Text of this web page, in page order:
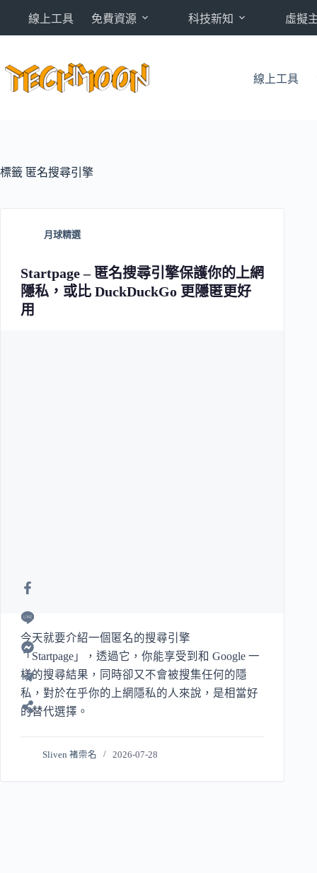
內
線上工具 免費資源 科技新知 虛擬
線上工具
標籤 匿名搜尋引擎
月球精選
Startpage – 匿名搜尋引擎保護你的上網
隱私，或比 DuckDuckGo 更隱匿更好
用
今天就要介紹一個匿名的搜尋引擎
「Startpage」，透過它，你能享受到和 Google 一
樣的搜尋結果，同時卻又不會被搜集任何的隱
私，對於在乎你的上網隱私的人來說，是相當好
的替代選擇。
Sliven 褚崇名 2026-07-28